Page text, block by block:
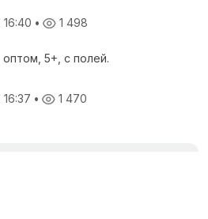
16:40 • 1 498
5+, с полей.
16:37 • 1 470